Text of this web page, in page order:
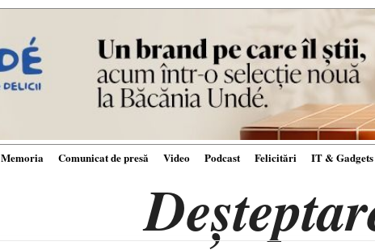
Memoria Comunicat de presă Video Podcast Felicitări IT & Gadgets